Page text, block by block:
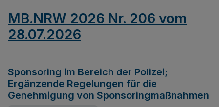
MB.NRW 2026 Nr. 206 vom
28.07.2026
Sponsoring im Bereich der Polizei;
Ergänzende Regelungen für die
Genehmigung von Sponsoringmaßnahmen